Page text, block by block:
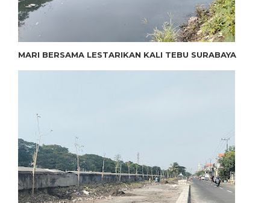
MARI BERSAMA LESTARIKAN KALI TEBU SURABAYA